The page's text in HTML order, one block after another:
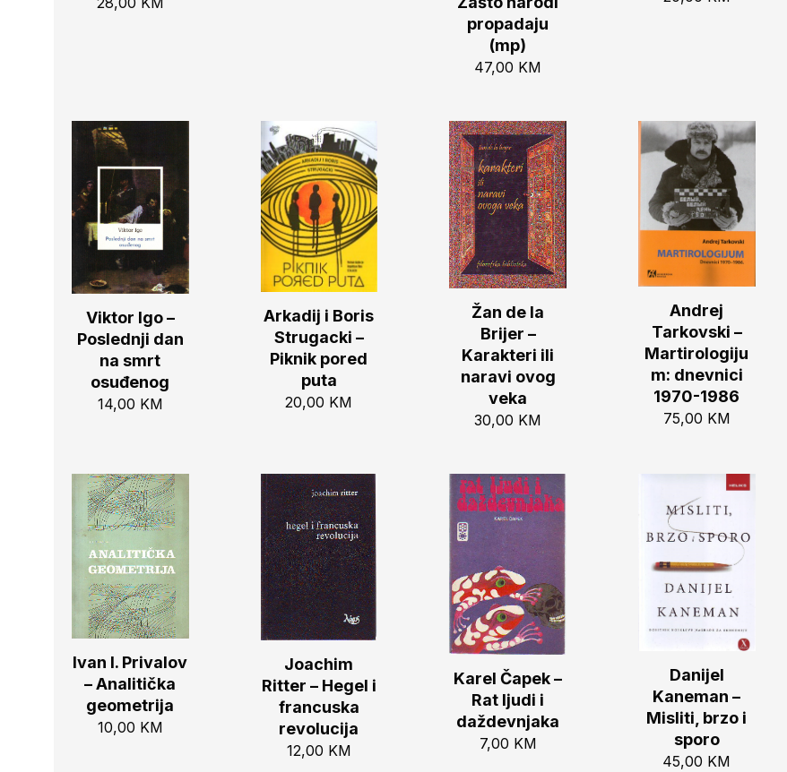
propadaju
(mp)
47,00 KM
Viktor Igo –
Poslednji dan
na smrt
osuđenog
14,00 KM
Arkadij i Boris
Strugacki –
Piknik pored
puta
20,00 KM
Žan de la
Brijer –
Karakteri ili
naravi ovog
veka
30,00 KM
Andrej
Tarkovski –
Martirologiju
m: dnevnici
1970-1986
75,00 KM
Ivan I. Privalov
– Analitička
geometrija
10,00 KM
Joachim
Ritter – Hegel i
francuska
revolucija
12,00 KM
Karel Čapek –
Rat ljudi i
daždevnjaka
7,00 KM
Danijel
Kaneman –
Misliti, brzo i
sporo
45,00 KM